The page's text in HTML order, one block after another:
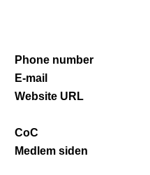
Phone number
E-mail
Website URL
CoC
Medlem siden